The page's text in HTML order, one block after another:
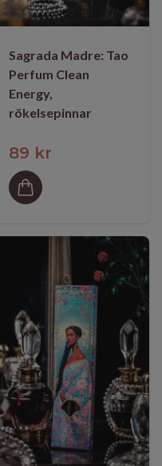
Sagrada Madre: Tao
Perfum Clean
Energy,
rökelsepinnar
89 kr